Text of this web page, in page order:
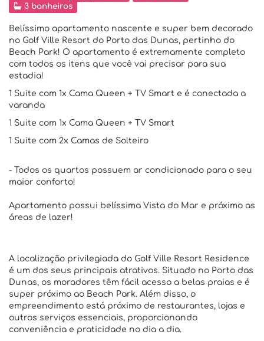
3 banheiros
Belíssimo apartamento nascente e super bem decorado
no Golf Ville Resort do Porto das Dunas, pertinho do
Beach Park! O apartamento é extremamente completo
com todos os itens que você vai precisar para sua
estadia!
1 Suite com 1x Cama Queen + TV Smart e é conectada a
varanda
1 Suite com 1x Cama Queen + TV Smart
1 Suite com 2x Camas de Solteiro
- Todos os quartos possuem ar condicionado para o seu
maior conforto!
Apartamento possui belíssima Vista do Mar e próximo as
áreas de lazer!
A localização privilegiada do Golf Ville Resort Residence
é um dos seus principais atrativos. Situado no Porto das
Dunas, os moradores têm fácil acesso a belas praias e é
super próximo ao Beach Park. Além disso, o
empreendimento está próximo de restaurantes, lojas e
outros serviços essenciais, proporcionando
conveniência e praticidade no dia a dia.